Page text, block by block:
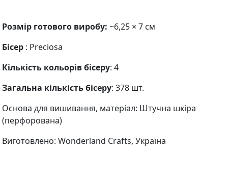
Розмір готового виробу: ~6,25 × 7 см
Бісер : Preciosa
Кількість кольорів бісеру: 4
Загальна кількість бісеру: 378 шт.
Основа для вишивання, матеріал: Штучна шкіра
(перфорована)
Виготовлено: Wonderland Crafts, Україна